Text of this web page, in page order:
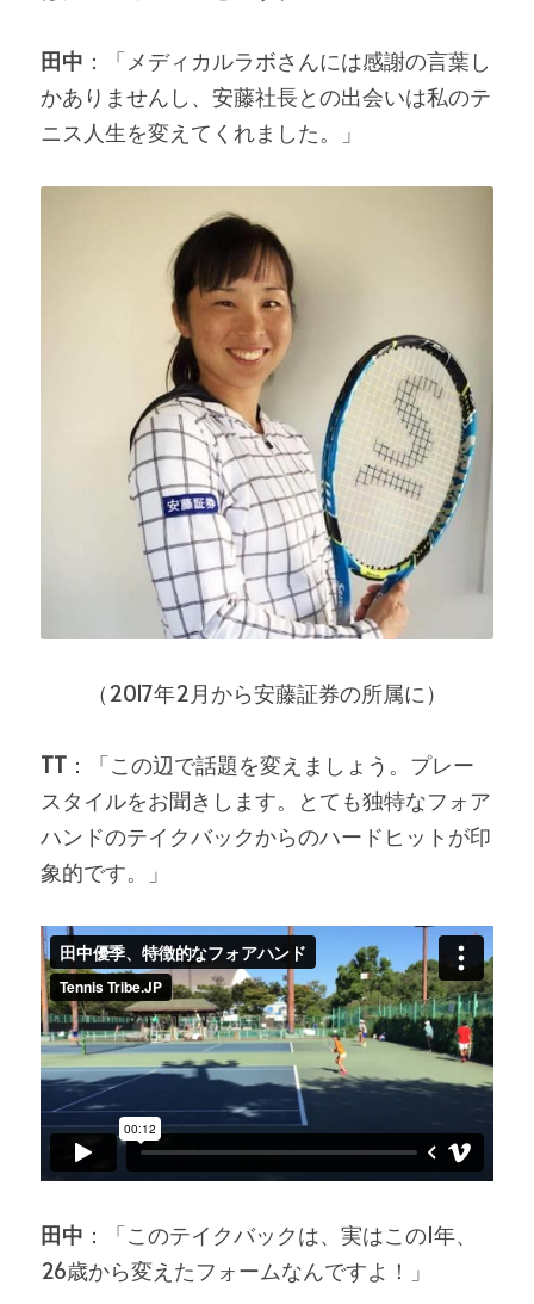
田中 ：「メディカルラボさんには感謝の言葉し
かありませんし、安藤社長との出会いは私のテ
ニス人生を変えてくれました。」
（2017年2月から安藤証券の所属に）
TT ：「この辺で話題を変えましょう。プレー
スタイルをお聞きします。とても独特なフォア
ハンドのテイクバックからのハードヒットが印
象的です。」
田中 ：「このテイクバックは、実はこの1年、
26歳から変えたフォームなんですよ！」